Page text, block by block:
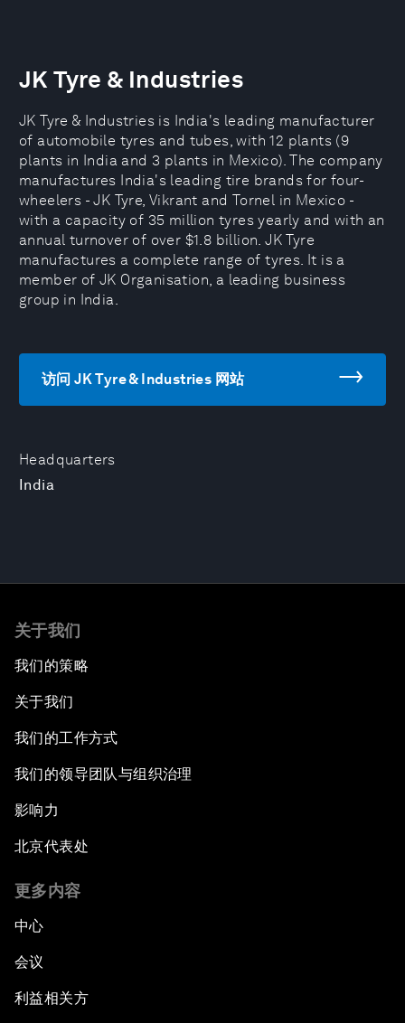
Headquarters
India
JK Tyre & Industries
JK Tyre & Industries is India's leading manufacturer
of automobile tyres and tubes, with 12 plants (9
plants in India and 3 plants in Mexico). The company
manufactures India's leading tire brands for four-
wheelers - JK Tyre, Vikrant and Tornel in Mexico -
with a capacity of 35 million tyres yearly and with an
annual turnover of over $1.8 billion. JK Tyre
manufactures a complete range of tyres. It is a
member of JK Organisation, a leading business
group in India.
访问 JK Tyre & Industries 网站
关于我们
我们的策略
关于我们
我们的工作方式
我们的领导团队与组织治理
影响力
北京代表处
更多内容
中心
会议
利益相关方